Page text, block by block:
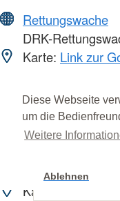
Diese Webseite
um die
Weitere
Ablehnen
Rettungswache
DRK-
Karte: Link zur
DRK-
Karte:Link zur
DRK-
Karte:
Link zur